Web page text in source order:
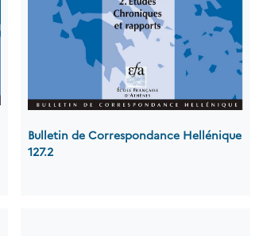
Bulletin de Correspondance Hellénique
127.2